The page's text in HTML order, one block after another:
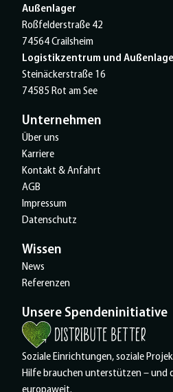
Außenlager
Roßfelderstraße 42
74564 Crailsheim
Logistikzentrum und
Steinäckerstraße 16
74585 Rot am See
Unternehmen
Über uns
Karriere
Kontakt & Anfahrt
AGB
Impressum
Datenschutz
Wissen
News
Referenzen
Unsere Spendeninitiative
Soziale Einrichtungen, soziale
Hilfe brauchen unterstützen – und
europaweit.